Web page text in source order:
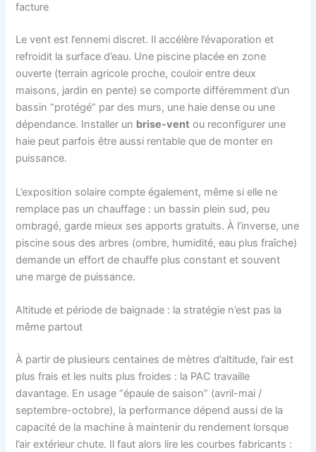
facture
Le vent est l’ennemi discret. Il accélère l’évaporation et
refroidit la surface d’eau. Une piscine placée en zone
ouverte (terrain agricole proche, couloir entre deux
maisons, jardin en pente) se comporte différemment d’un
bassin “protégé” par des murs, une haie dense ou une
dépendance. Installer un brise-vent ou reconfigurer une
haie peut parfois être aussi rentable que de monter en
puissance.
L’exposition solaire compte également, même si elle ne
remplace pas un chauffage : un bassin plein sud, peu
ombragé, garde mieux ses apports gratuits. À l’inverse, une
piscine sous des arbres (ombre, humidité, eau plus fraîche)
demande un effort de chauffe plus constant et souvent
une marge de puissance.
Altitude et période de baignade : la stratégie n’est pas la
même partout
À partir de plusieurs centaines de mètres d’altitude, l’air est
plus frais et les nuits plus froides : la PAC travaille
davantage. En usage “épaule de saison” (avril-mai /
septembre-octobre), la performance dépend aussi de la
capacité de la machine à maintenir du rendement lorsque
l’air extérieur chute. Il faut alors lire les courbes fabricants :